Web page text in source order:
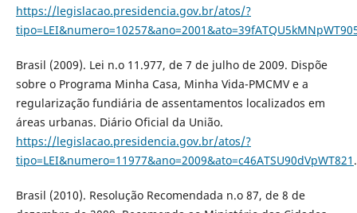
https://legislacao.presidencia.gov.br/atos/?
Brasil (2009). Lei n.o 11.977, de 7 de julho de 2009. Dispõe
sobre o Programa Minha Casa, Minha Vida-PMCMV e a
regularização fundiária de assentamentos localizados em
áreas urbanas. Diário Oficial da União.
https://legislacao.presidencia.gov.br/atos/?
tipo=LEI&numero=11977&ano=2009&ato=c46ATSU90dVpWT821 .
Brasil (2010). Resolução Recomendada n.o 87, de 8 de